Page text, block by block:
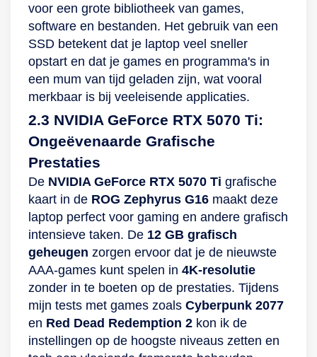
voor een grote bibliotheek van games,
software en bestanden. Het gebruik van een
SSD betekent dat je laptop veel sneller
opstart en dat je games en programma's in
een mum van tijd geladen zijn, wat vooral
merkbaar is bij veeleisende applicaties.
2.3 NVIDIA GeForce RTX 5070 Ti:
Ongeëvenaarde Grafische
Prestaties
De NVIDIA GeForce RTX 5070 Ti grafische
kaart in de ROG Zephyrus G16 maakt deze
laptop perfect voor gaming en andere grafisch
intensieve taken. De 12 GB grafisch
geheugen zorgen ervoor dat je de nieuwste
AAA-games kunt spelen in 4K-resolutie
zonder in te boeten op de prestaties. Tijdens
mijn tests met games zoals Cyberpunk 2077
en Red Dead Redemption 2 kon ik de
instellingen op de hoogste niveaus zetten en